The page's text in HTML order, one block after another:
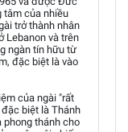
tâm của nhiều
trở thành nhân
Lebanon và trên
ngàn tín hữu từ
đặc biệt là vào
của ngài "rất
biệt là Thánh
phong thánh cho